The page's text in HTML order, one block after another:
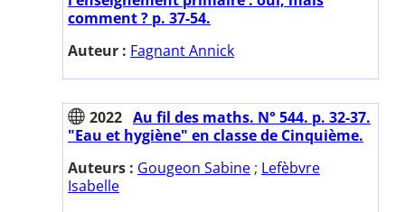
comment ? p. 37-54.
Auteur : Fagnant Annick
2022 Au fil des maths. N° 544. p. 32-37.
"Eau et hygiène" en classe de Cinquième.
Auteurs : Gougeon Sabine ; Lefèbvre
Isabelle